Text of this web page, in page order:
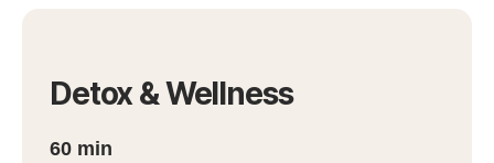
Detox & Wellness
60 min